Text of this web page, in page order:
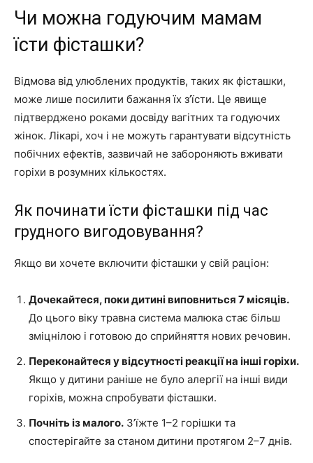
Чи можна годуючим мамам
їсти фісташки?
Відмова від улюблених продуктів, таких як фісташки,
може лише посилити бажання їх з’їсти. Це явище
підтверджено роками досвіду вагітних та годуючих
жінок. Лікарі, хоч і не можуть гарантувати відсутність
побічних ефектів, зазвичай не забороняють вживати
горіхи в розумних кількостях.
Як починати їсти фісташки під час
грудного вигодовування?
Якщо ви хочете включити фісташки у свій раціон:
Дочекайтеся, поки дитині виповниться 7 місяців.
До цього віку травна система малюка стає більш
зміцнілою і готовою до сприйняття нових речовин.
Переконайтеся у відсутності реакції на інші горіхи.
Якщо у дитини раніше не було алергії на інші види
горіхів, можна спробувати фісташки.
Почніть із малого. З’їжте 1–2 горішки та
спостерігайте за станом дитини протягом 2–7 днів.